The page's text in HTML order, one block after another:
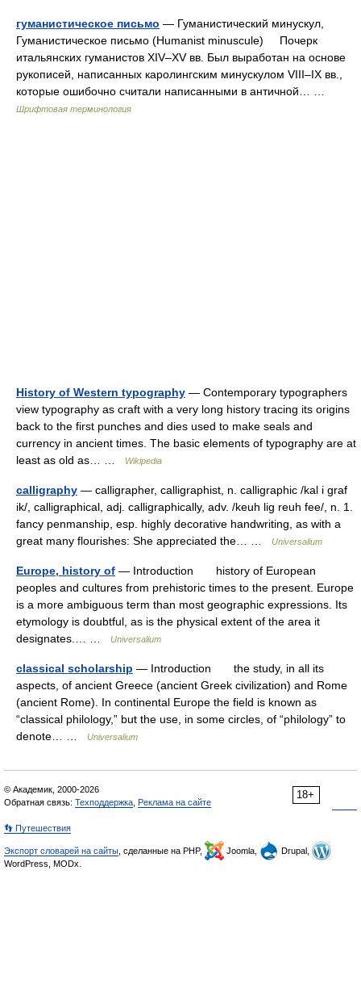
гуманистическое письмо — Гуманистический минускул,
Гуманистическое письмо (Humanist minuscule) Почерк
итальянских гуманистов XIV–XV вв. Был выработан на основе
рукописей, написанных каролингским минускулом VIII–IX вв.,
которые ошибочно считали написанными в античной… …
Шрифтовая терминология
History of Western typography — Contemporary typographers
view typography as craft with a very long history tracing its origins
back to the first punches and dies used to make seals and
currency in ancient times. The basic elements of typography are at
least as old as… …
Wikipedia
calligraphy — calligrapher, calligraphist, n. calligraphic /kal i graf
ik/, calligraphical, adj. calligraphically, adv. /keuh lig reuh fee/, n. 1.
fancy penmanship, esp. highly decorative handwriting, as with a
great many flourishes: She appreciated the… …
Universalium
Europe, history of — Introduction history of European
peoples and cultures from prehistoric times to the present. Europe
is a more ambiguous term than most geographic expressions. Its
etymology is doubtful, as is the physical extent of the area it
designates.… …
Universalium
classical scholarship — Introduction the study, in all its
aspects, of ancient Greece (ancient Greek civilization) and Rome
(ancient Rome). In continental Europe the field is known as
“classical philology,” but the use, in some circles, of “philology” to
denote… …
Universalium
18+
© Академик, 2000-2026
Обратная связь: Техподдержка Реклама на сайте
👣 Путешествия
Экспорт словарей на сайты , сделанные на PHP, Joomla,
Drupal,
WordPress, MODx.